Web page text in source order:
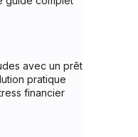
avec un prêt
pratique
financier